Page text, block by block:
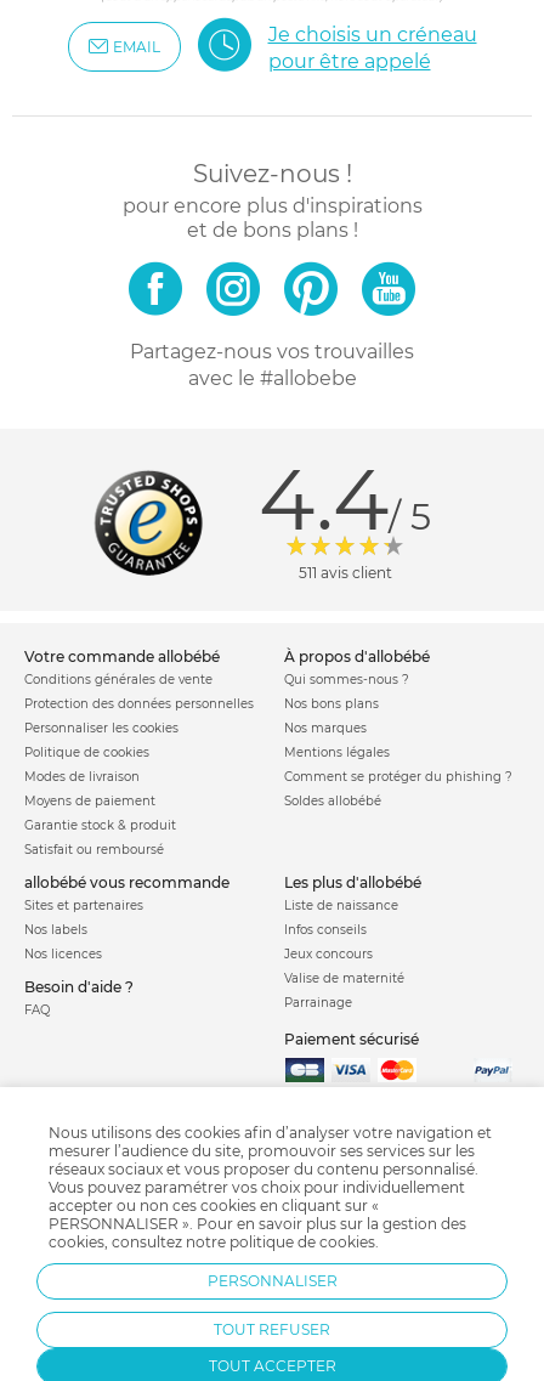
EMAIL
Je choisis un créneau
pour être appelé
Suivez-nous !
pour encore plus d'inspirations
et de bons plans !
Partagez-nous vos trouvailles
avec le #allobebe
4.4/ 5
511 avis client
votre commande allobébé
Conditions générales de vente
Protection des données personnelles
Personnaliser les cookies
Politique de cookies
Modes de livraison
Moyens de paiement
Garantie stock & produit
Satisfait ou remboursé
à propos d'allobébé
Qui sommes-nous ?
Nos bons plans
Nos marques
Mentions légales
Comment se protéger du phishing ?
Soldes allobébé
allobébé vous recommande
Sites et partenaires
Nos labels
Nos licences
Besoin d'aide ?
FAQ
les plus d'allobébé
Liste de naissance
Infos conseils
Jeux concours
Valise de maternité
Parrainage
Paiement sécurisé
Stérilisateur biberon Biberon
Nous utilisons des cookies afin d’analyser votre navigation et
mesurer l’audience du site, promouvoir ses services sur les
réseaux sociaux et vous proposer du contenu personnalisé.
Vous pouvez paramétrer vos choix pour individuellement
accepter ou non ces cookies en cliquant sur «
PERSONNALISER ». Pour en savoir plus sur la gestion des
cookies, consultez notre politique de cookies.
PERSONNALISER
TOUT REFUSER
TOUT ACCEPTER